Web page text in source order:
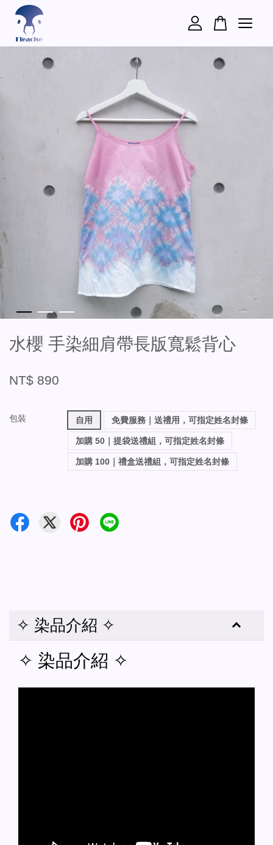
水櫻 手染細肩帶長版寬鬆背心
NT$ 890
包裝 自用 免費服務｜送禮用，可指定姓名封條
加購 50｜提袋送禮組，可指定姓名封條
加購 100｜禮盒送禮組，可指定姓名封條
✧ 染品介紹 ✧
✧ 染品介紹 ✧
您的購物車目前還是空的。
繼續購物